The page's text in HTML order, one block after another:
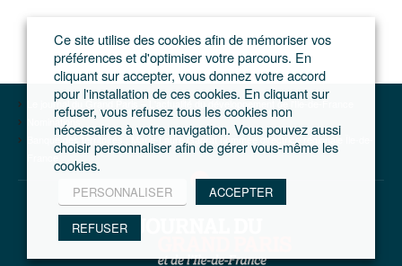
Le journal du Grand Paris – L'actualité du développement de l'Ile-de-France
Nominations
Banque des territoires : Marie-Laure Gadrat nommée directrice régionale Île-de-
France
Ce site utilise des cookies afin de mémoriser vos
préférences et d'optimiser votre parcours. En
cliquant sur accepter, vous donnez votre accord
pour l'installation de ces cookies. En cliquant sur
refuser, vous refusez tous les cookies non
nécessaires à votre navigation. Vous pouvez aussi
choisir personnaliser afin de gérer vous-même les
cookies.
PERSONNALISER ACCEPTER
REFUSER